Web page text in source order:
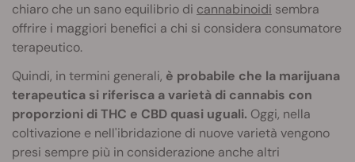
chiaro che un sano equilibrio di cannabinoidi sembra
offrire i maggiori benefici a chi si considera consumatore
terapeutico.
Quindi, in termini generali, è probabile che la marijuana
terapeutica si riferisca a varietà di cannabis con
proporzioni di THC e CBD quasi uguali. Oggi, nella
coltivazione e nell'ibridazione di nuove varietà vengono
presi sempre più in considerazione anche altri